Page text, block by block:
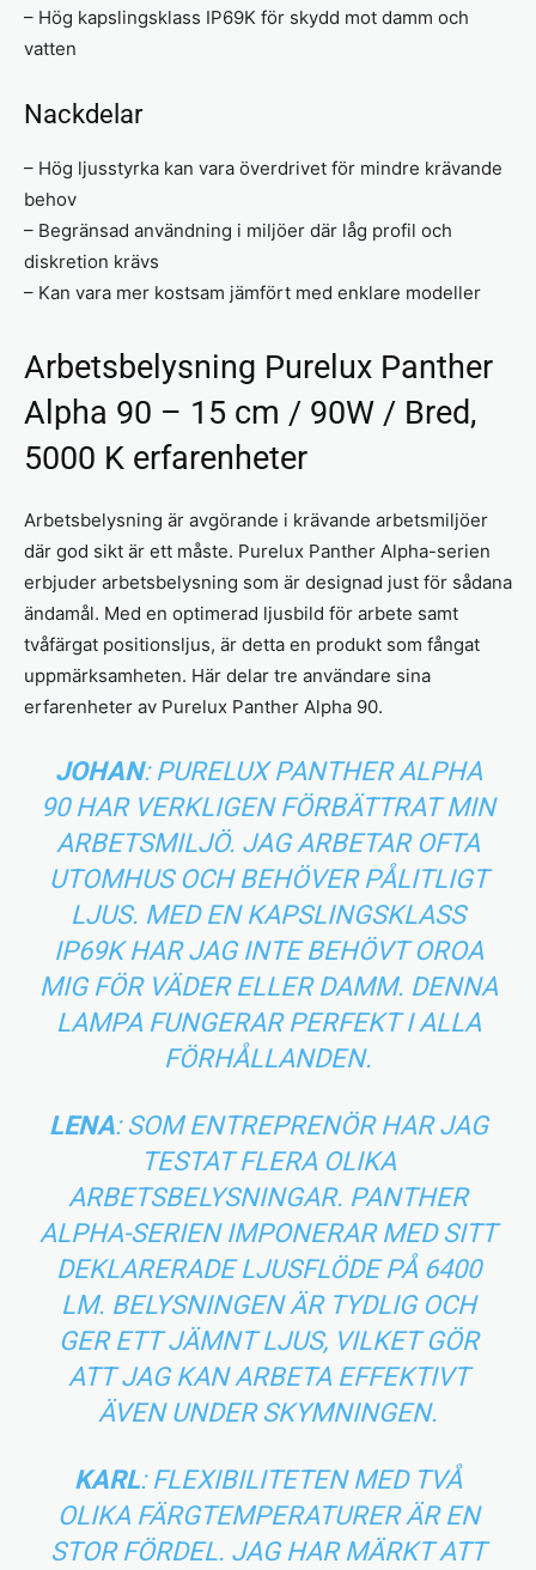
– Hög kapslingsklass IP69K för skydd mot damm och
vatten
Nackdelar
– Hög ljusstyrka kan vara överdrivet för mindre krävande
behov
– Begränsad användning i miljöer där låg profil och
diskretion krävs
– Kan vara mer kostsam jämfört med enklare modeller
Arbetsbelysning Purelux Panther
Alpha 90 – 15 cm / 90W / Bred,
5000 K erfarenheter
Arbetsbelysning är avgörande i krävande arbetsmiljöer
där god sikt är ett måste. Purelux Panther Alpha-serien
erbjuder arbetsbelysning som är designad just för sådana
ändamål. Med en optimerad ljusbild för arbete samt
tvåfärgat positionsljus, är detta en produkt som fångat
uppmärksamheten. Här delar tre användare sina
erfarenheter av Purelux Panther Alpha 90.
JOHAN: PURELUX PANTHER ALPHA
90 HAR VERKLIGEN FÖRBÄTTRAT MIN
ARBETSMILJÖ. JAG ARBETAR OFTA
UTOMHUS OCH BEHÖVER PÅLITLIGT
LJUS. MED EN KAPSLINGSKLASS
IP69K HAR JAG INTE BEHÖVT OROA
MIG FÖR VÄDER ELLER DAMM. DENNA
LAMPA FUNGERAR PERFEKT I ALLA
FÖRHÅLLANDEN.
LENA: SOM ENTREPRENÖR HAR JAG
TESTAT FLERA OLIKA
ARBETSBELYSNINGAR. PANTHER
ALPHA-SERIEN IMPONERAR MED SITT
DEKLARERADE LJUSFLÖDE PÅ 6400
LM. BELYSNINGEN ÄR TYDLIG OCH
GER ETT JÄMNT LJUS, VILKET GÖR
ATT JAG KAN ARBETA EFFEKTIVT
ÄVEN UNDER SKYMNINGEN.
KARL: FLEXIBILITETEN MED TVÅ
OLIKA FÄRGTEMPERATURER ÄR EN
STOR FÖRDEL. JAG HAR MÄRKT ATT